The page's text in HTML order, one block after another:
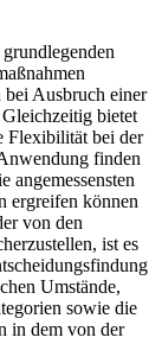
bei Ausbruch einer
bietet
Flexibilität bei der
finden
angemessensten
ergreifen können
von den
ist es
Umstände,
sowie die
in dem von der